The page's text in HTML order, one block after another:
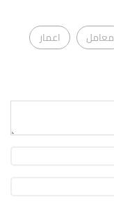
معامل اعمار